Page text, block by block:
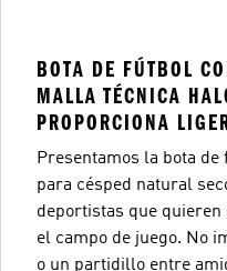
BOTA DE FÚTBOL
MALLA TÉCNICA
PROPORCIONA
Presentamos la bota
para césped natural
deportistas que quieren
el campo de juego. No
o un partidillo entre